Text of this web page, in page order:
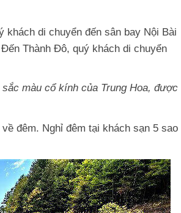
khách di chuyển đến sân bay Nội Bài
Đến Thành Đô, quý khách di chuyển
sắc màu cổ kính của Trung Hoa, được
đêm. Nghỉ đêm tại khách sạn 5 sao